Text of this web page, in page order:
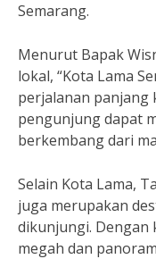
Semarang.
Menurut Bapak
lokal, “Kota Lama
perjalanan panjang
pengunjung dapat
berkembang dari
Selain Kota Lama,
juga merupakan
dikunjungi. Dengan
megah dan